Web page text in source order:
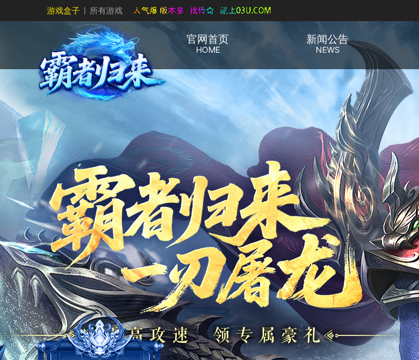
游戏盒子 所有游戏
官网首页
HOME
新闻公告
NEWS